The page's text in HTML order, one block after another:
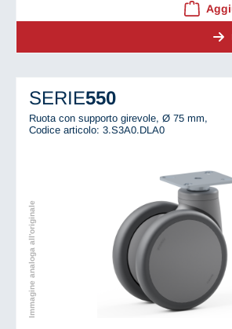
SERIE550
Ruota con supporto girevole, Ø 75 mm,
Codice articolo: 3.S3A0.DLA0
Immagine analoga all'originale